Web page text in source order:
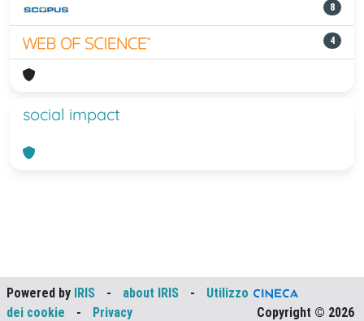
8
4
social impact
Powered by IRIS - about IRIS -
Utilizzo
dei cookie
- Privacy Copyright © 2026